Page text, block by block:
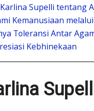
Supelli tentang
Kemanusiaan
Toleransi Antar
Kebhinekaan